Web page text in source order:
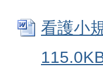
看護小